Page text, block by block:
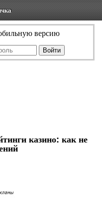
версию
казино: как не